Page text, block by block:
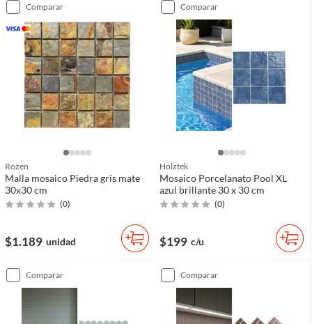
comparar
Rozen
Malla mosaico Piedra gris mate
30x30 cm
(0)
$1.189 unidad
comparar
Holztek
Mosaico Porcelanato Pool XL
azul brillante 30 x 30 cm
(0)
$199 c/u
comparar comparar